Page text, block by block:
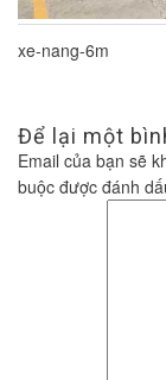
xe-nang-6m
Để lại một
Email của bạn sẽ
buộc được đánh